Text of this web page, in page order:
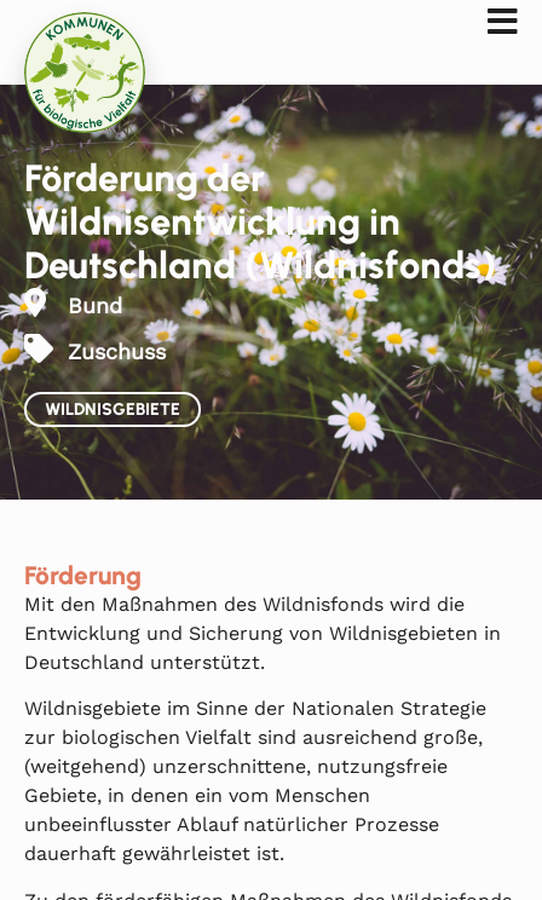
Förderung der
Wildnisentwicklung in
Deutschland (Wildnisfonds)
Bund
Zuschuss
WILDNISGEBIETE
Förderung
Mit den Maßnahmen des Wildnisfonds wird die
Entwicklung und Sicherung von Wildnisgebieten in
Deutschland unterstützt.
Wildnisgebiete im Sinne der Nationalen Strategie
zur biologischen Vielfalt sind ausreichend große,
(weitgehend) unzerschnittene, nutzungsfreie
Gebiete, in denen ein vom Menschen
unbeeinflusster Ablauf natürlicher Prozesse
dauerhaft gewährleistet ist.